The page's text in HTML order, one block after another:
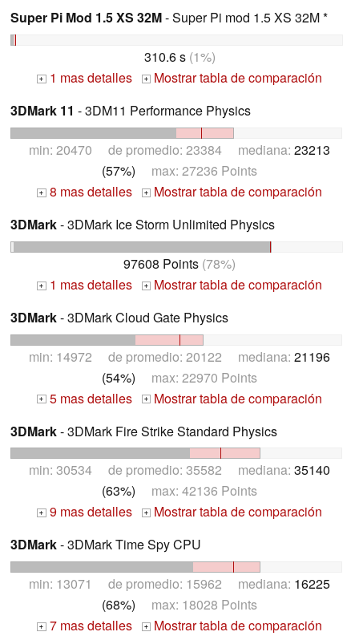
Super Pi Mod 1.5 XS 32M- Super Pi mod 1.5 XS 32M *
310.6 s(1%)
+ 1 mas detalles +
Mostrar tabla de comparación
3DMark 11 - 3DM11 Performance Physics
min: 20470 de promedio: 23384 mediana: 23213
(57%) max: 27236 Points
+ 8 mas detalles +
Mostrar tabla de comparación
3DMark- 3DMark Ice Storm Unlimited Physics
97608 Points (78%)
+ 1 mas detalles +
Mostrar tabla de comparación
3DMark- 3DMark Cloud Gate Physics
min: 14972 de promedio: 20122 mediana: 21196
(54%) max: 22970 Points
+ 5 mas detalles +
Mostrar tabla de comparación
3DMark- 3DMark Fire Strike Standard Physics
min: 30534 de promedio: 35582 mediana: 35140
(63%) max: 42136 Points
+ 9 mas detalles +
Mostrar tabla de comparación
3DMark- 3DMark Time Spy CPU
min: 13071 de promedio: 15962 mediana: 16225
(68%) max: 18028 Points
+ 7 mas detalles +
Mostrar tabla de comparación